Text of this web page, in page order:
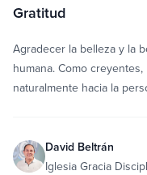
Gratitud
Agradecer la belleza y la
humana. Como
naturalmente hacia la
David Beltrán
Iglesia Gracia